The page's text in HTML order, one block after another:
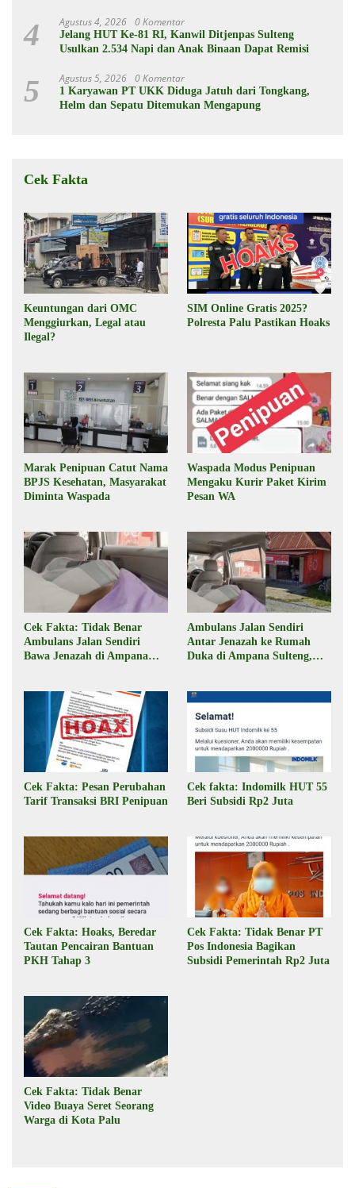
4 Agustus 4, 2026 0 Komentar
Jelang HUT Ke-81 RI, Kanwil Ditjenpas Sulteng
Usulkan 2.534 Napi dan Anak Binaan Dapat Remisi
5 Agustus 5, 2026 0 Komentar
1 Karyawan PT UKK Diduga Jatuh dari Tongkang,
Helm dan Sepatu Ditemukan Mengapung
Cek Fakta
Keuntungan dari OMC
Menggiurkan, Legal atau
Ilegal?
SIM Online Gratis 2025?
Polresta Palu Pastikan Hoaks
Marak Penipuan Catut Nama
BPJS Kesehatan, Masyarakat
Diminta Waspada
Waspada Modus Penipuan
Mengaku Kurir Paket Kirim
Pesan WA
Cek Fakta: Tidak Benar
Ambulans Jalan Sendiri
Bawa Jenazah di Ampana
Ambulans Jalan Sendiri
Antar Jenazah ke Rumah
Duka di Ampana Sulteng,
Cek Fakta: Pesan Perubahan
Tarif Transaksi BRI Penipuan
Cek fakta: Indomilk HUT 55
Beri Subsidi Rp2 Juta
Cek Fakta: Hoaks, Beredar
Tautan Pencairan Bantuan
PKH Tahap 3
Cek Fakta: Tidak Benar PT
Pos Indonesia Bagikan
Subsidi Pemerintah Rp2 Juta
Cek Fakta: Tidak Benar
Video Buaya Seret Seorang
Warga di Kota Palu